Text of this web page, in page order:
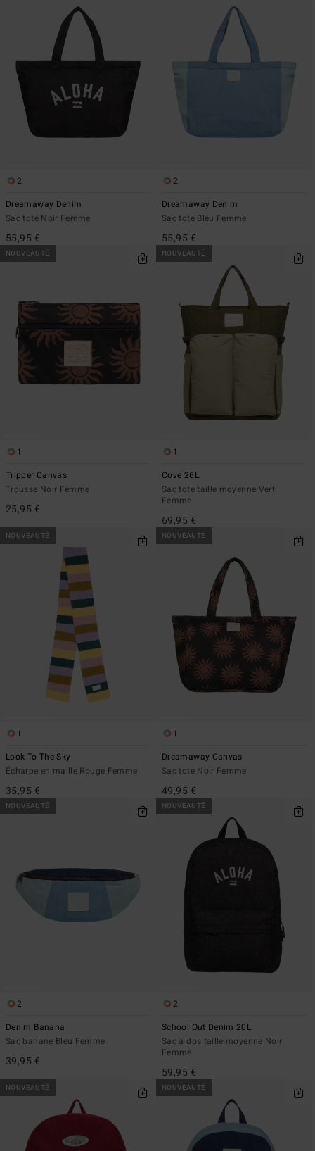
2
Dreamaway Denim
Sac tote Noir Femme
55,95 €
2
Dreamaway Denim
Sac tote Bleu Femme
55,95 €
NOUVEAUTÉ
1
Tripper Canvas
Trousse Noir Femme
25,95 €
NOUVEAUTÉ
1
Cove 26L
Sac tote taille moyenne Vert
Femme
69,95 €
NOUVEAUTÉ
1
Look To The Sky
Écharpe en maille Rouge Femme
35,95 €
NOUVEAUTÉ
1
Dreamaway Canvas
Sac tote Noir Femme
49,95 €
NOUVEAUTÉ
2
Denim Banana
Sac banane Bleu Femme
39,95 €
NOUVEAUTÉ
2
School Out Denim 20L
Sac à dos taille moyenne Noir
Femme
59,95 €
NOUVEAUTÉ NOUVEAUTÉ